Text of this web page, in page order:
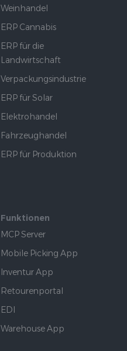
Weinhandel
ERP Cannabis
ERP für die
Landwirtschaft
Verpackungsindustrie
ERP für Solar
Elektrohandel
Fahrzeughandel
ERP für Produktion
Funktionen
MCP Server
Mobile Picking App
Inventur App
Retourenportal
EDI
Warehouse App